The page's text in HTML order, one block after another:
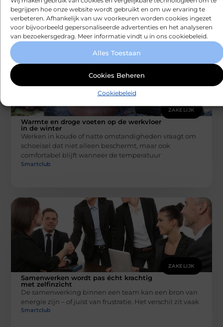
begrijpen hoe onze website wordt gebruikt en om uw ervaring te
verbeteren. Afhankelijk van uw voorkeuren worden cookies ingezet
voor bijvoorbeeld gepersonaliseerde advertenties en het analyseren
van bezoekersgedrag. Meer informatie vindt u in ons cookiebeleid.
Alles Toestaan
Cookies Beheren
Cookiebeleid
Smartclub
ZAKELIJK
Warmte en droge voeten op de werkvloer
in de winter
Werken in koude of natte omstandigheden vraagt om
schoeisel dat niet alleen beschermt, maar ook
comfortabel blijft wanneer de temperatuur
Smartclub
ZAKELIJK
Samenwerken wordt pas écht krachtig
met zelfinzicht
De samenwerking binnen een team kan een bron van
energie zijn – of juist van frustratie. Het verschil zit vaak
Smartclub